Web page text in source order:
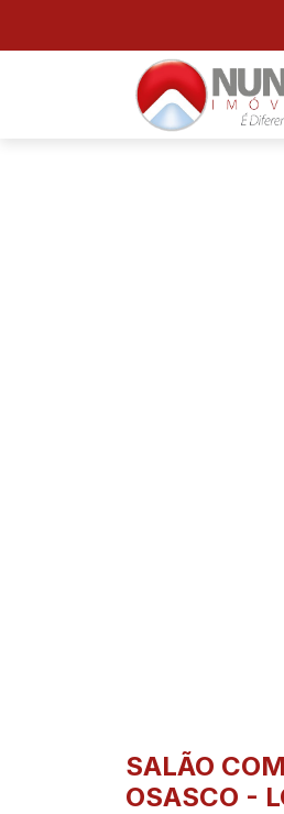
SALÃO
OSASCO -